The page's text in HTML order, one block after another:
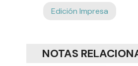
Edición Impresa
NOTAS